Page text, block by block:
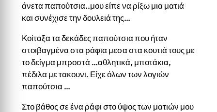
άνετα παπούτσια..μου είπε να ρίξω μια ματιά
και συνέχισε την δουλειά της…
Κοίταξα τα δεκάδες παπούτσια που ήταν
στοιβαγμένα στα ράφια μεσα στα κουτιά τους με
το δείγμα μπροστά …αθλητικά, μποτάκια,
πέδιλα με τακουνι. Είχε όλων των λογιών
παπούτσια …
Στο βάθος σε ένα ράφι στο ύψος των ματιών μου